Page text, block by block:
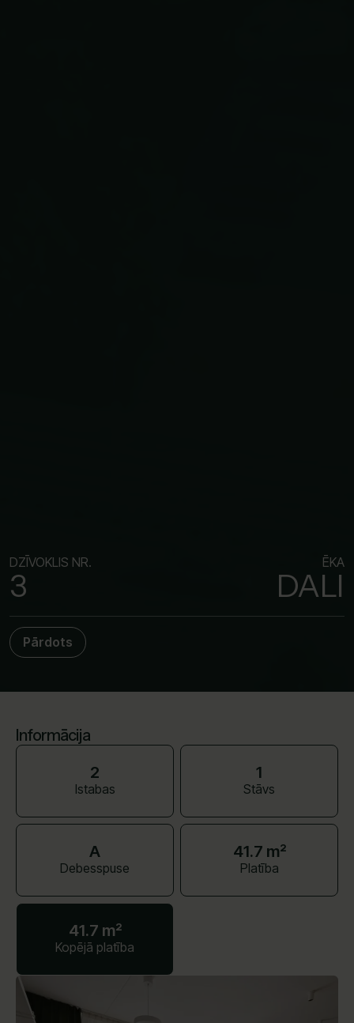
DZĪVOKLIS NR.
3
ĒKA
DALI
Pārdots
Informācija
2
Istabas
1
Stāvs
A
Debesspuse
41.7 m²
Platība
41.7 m²
Kopējā platība